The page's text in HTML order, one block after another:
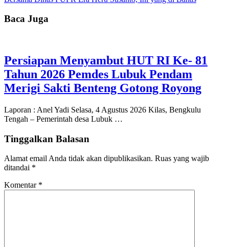
Baca Juga
Persiapan Menyambut HUT RI Ke- 81
Tahun 2026 Pemdes Lubuk Pendam
Merigi Sakti Benteng Gotong Royong
Laporan : Anel Yadi Selasa, 4 Agustus 2026 Kilas, Bengkulu
Tengah – Pemerintah desa Lubuk …
Tinggalkan Balasan
Alamat email Anda tidak akan dipublikasikan. Ruas yang wajib
ditandai *
Komentar *